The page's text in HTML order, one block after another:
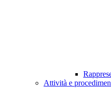
Attività e